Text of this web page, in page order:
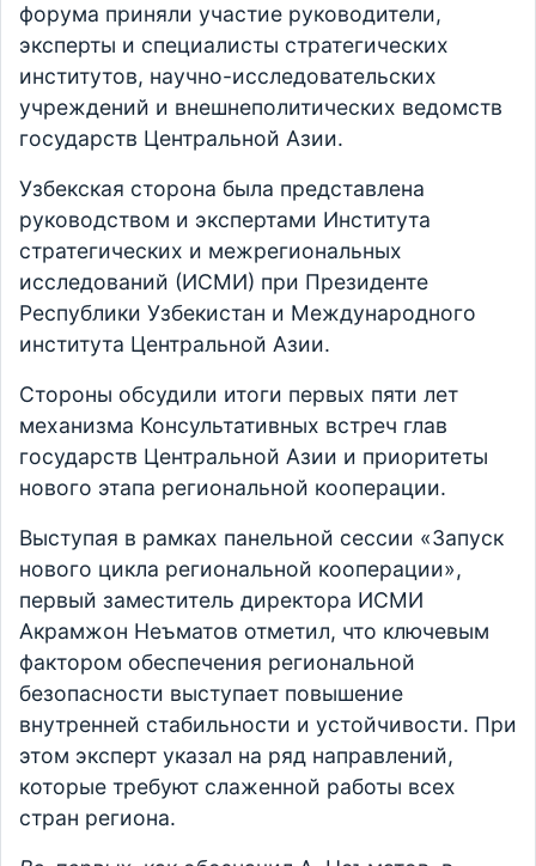
форума приняли участие руководители,
эксперты и специалисты стратегических
институтов, научно-исследовательских
учреждений и внешнеполитических ведомств
государств Центральной Азии.
Узбекская сторона была представлена
руководством и экспертами Института
стратегических и межрегиональных
исследований (ИСМИ) при Президенте
Республики Узбекистан и Международного
института Центральной Азии.
Стороны обсудили итоги первых пяти лет
механизма Консультативных встреч глав
государств Центральной Азии и приоритеты
нового этапа региональной кооперации.
Выступая в рамках панельной сессии «Запуск
нового цикла региональной кооперации»,
первый заместитель директора ИСМИ
Акрамжон Неъматов отметил, что ключевым
фактором обеспечения региональной
безопасности выступает повышение
внутренней стабильности и устойчивости. При
этом эксперт указал на ряд направлений,
которые требуют слаженной работы всех
стран региона.